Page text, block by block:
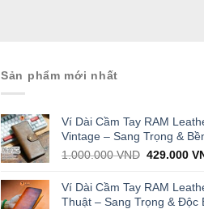
Sản phẩm mới nhất
Ví Dài Cầm Tay RAM
Vintage – Sang Trọng &
1.000.000VND Original
was:
1.000.000
429.000
Ví Dài Cầm Tay RAM
Thuật – Sang Trọng & Độc